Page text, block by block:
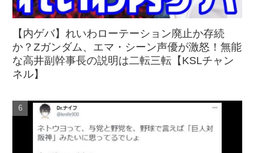
【内ゲバ】れいわローテーション廃止か存続
か？Zガンダム、エマ・シーン声優が激怒！無能
な高井副幹事長の説明は二転三転【KSLチャン
ネル】